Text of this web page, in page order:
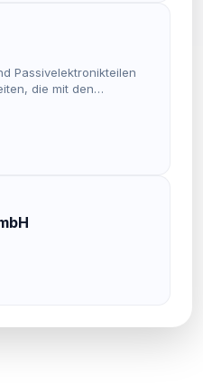
Passivelektronikteilen
die mit den
Zusammenhang stehen